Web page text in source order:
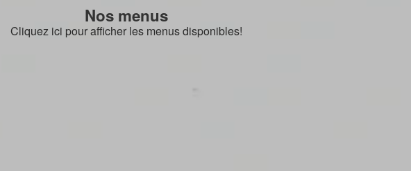
Nos menus
Cliquez ici pour afficher les menus disponibles!